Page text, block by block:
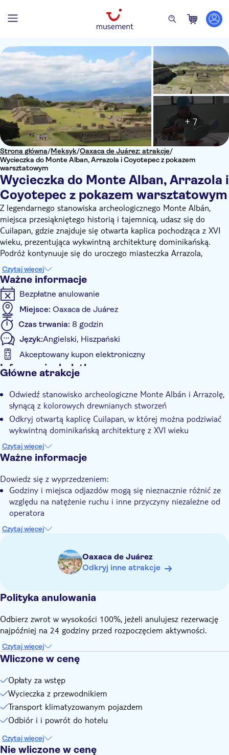
Strona główna/Meksyk/Oaxaca de Juárez: atrakcje/
Wycieczka do Monte Alban, Arrazola i Coyotepec z pokazem
warsztatowym
Wycieczka do Monte Alban, Arrazola i
Coyotepec z pokazem warsztatowym
+ 7
Z legendarnego stanowiska archeologicznego Monte Albán,
miejsca przesiąkniętego historią i tajemnicą, udasz się do
Cuilapan, gdzie znajduje się otwarta kaplica pochodząca z XVI
wieku, prezentująca wykwintną architekturę dominikańską.
Podróż kontynuuje się do uroczego miasteczka Arrazola,
słynącego z kolorowych i unikalnie zaprojektowanych alebrijes -
fantastycznych stworzeń wykonanych z drewna.
Ostatnim przystankiem na trasie jest San Bartolo Coyotepec,
miasto słynące z wyrobów z czarnej gliny. Tutaj lokalni
rzemieślnicy pokażą skomplikowane techniki, których używają
do tworzenia tych słynnych dzieł. Twoja przygoda w Oaxaca
zakończy się wygodnym odwiezieniem do hotelu, pozostawiając
Ci wspomnienia dnia spędzonego w otoczeniu bogatej kultury i
tradycji.
Czytaj więcej
Ważne informacje
Bezpłatne anulowanie
Miejsce: Oaxaca de Juárez
Czas trwania: 8 godzin
Język:Angielski, Hiszpański
Akceptowany kupon elektroniczny
Informacje dodatkowe
Wliczone są opłaty za wstęp
Wycieczka z przewodnikiem
Lokalny charakter
E-Voucher
Odbiór z hotelu
Transport w cenie
Główne atrakcje
Odwiedź stanowisko archeologiczne Monte Albán i Arrazolę,
słynącą z kolorowych drewnianych stworzeń
Odkryj otwartą kaplicę Cuilapan, w której można podziwiać
wykwintną dominikańską architekturę z XVI wieku
Poznaj skomplikowane techniki stosowane do tworzenia
rękodzieła w San Bartolo Coyotepec
Czytaj więcej
Ważne informacje
Dowiedz się z wyprzedzeniem:
Godziny i miejsca odjazdów mogą się nieznacznie różnić ze
względu na natężenie ruchu i inne przyczyny niezależne od
operatora
Pamiętaj, aby zabrać:
Czytaj więcej
Oaxaca de Juárez
Odkryj inne atrakcje
Polityka anulowania
Odbierz zwrot w wysokości 100%, jeżeli anulujesz rezerwację
najpóźniej na 24 godziny przed rozpoczęciem aktywności.
Czytaj więcej
Wliczone w cenę
Opłaty za wstęp
Wycieczka z przewodnikiem
Transport klimatyzowanym pojazdem
Odbiór i i powrót do hotelu
Czytaj więcej
Nie wliczone w cenę